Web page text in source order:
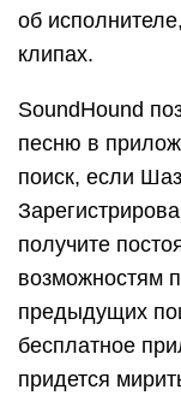
об
клипах.
SoundHound
песню в
поиск, если
получите
возможностям
предыдущих
бесплатное
придется